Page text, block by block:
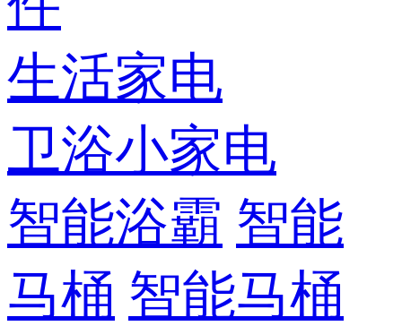
生活家电
卫浴小家电
智能浴霸 智能
马桶 智能马桶